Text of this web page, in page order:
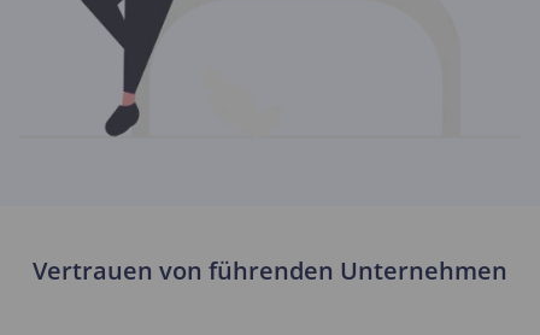
Vertrauen von führenden Unternehmen